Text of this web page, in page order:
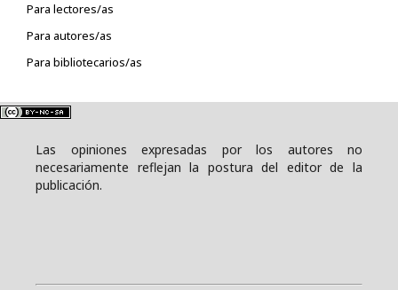
Para lectores/as
Para autores/as
Para bibliotecarios/as
Las opiniones expresadas por los autores no
necesariamente reflejan la postura del editor de la
publicación.